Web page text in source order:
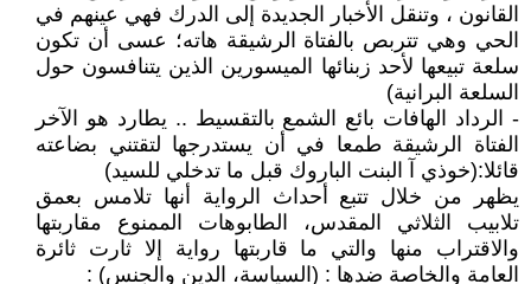
القانون ، وتنقل الأخبار الجديدة إلى الدرك فهي عينهم في
الحي وهي تتربص بالفتاة الرشيقة هاته؛ عسى أن تكون
سلعة تبيعها لأحد زبنائها الميسورين الذين يتنافسون حول
السلعة البرانية)
- الرداد الهافات بائع الشمع بالتقسيط .. يطارد هو الآخر
الفتاة الرشيقة طمعا في أن يستدرجها لتقتني بضاعته
قائلا:(خوذي آ البنت الباروك قبل ما تدخلي للسيد)
يظهر من خلال تتبع أحداث الرواية أنها تلامس بعمق
تلابيب الثلاثي المقدس، الطابوهات الممنوع مقاربتها
والاقتراب منها والتي ما قاربتها رواية إلا ثارت ثائرة
العامة والخاصة ضدها : (السياسة، الدين والجنس) :